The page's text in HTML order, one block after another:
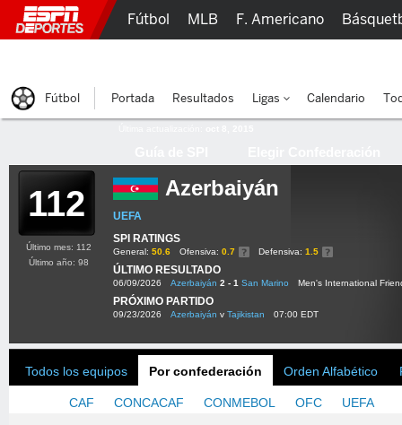
112 Azerbaiyán
UEFA
SPI RATINGS
General: 50.6 Ofensiva: 0.7 Defensiva: 1.5
ÚLTIMO RESULTADO
06/09/2026 Azerbaiyán 2 - 1 San Marino Men's International
PRÓXIMO PARTIDO
09/23/2026 Azerbaiyán v Tajikistan 07:00 EDT
Último mes: 112
Último año: 98
Todos los equipos Por confederación Orden Alfabético
CAF CONCACAF CONMEBOL OFC UEFA
Fútbol MLB F. Americano
Fútbol Portada Resultados Ligas Calendario